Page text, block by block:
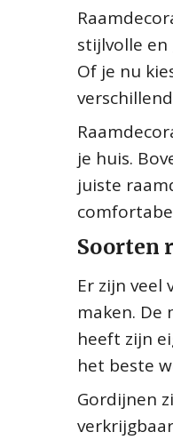
stijlvolle
Of je nu
je huis.
juiste
Soorten
Er zijn
maken.
heeft zijn
het beste
Gordijnen